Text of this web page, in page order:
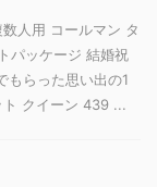
人用 コールマン タ
パッケージ 結婚祝
もらった思い出の1
クイーン 439 ...